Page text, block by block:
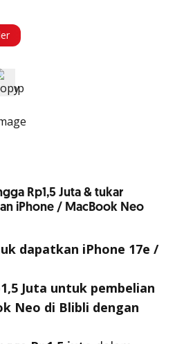
Rp1,5 Juta & tukar
iPhone / MacBook Neo
dapatkan iPhone 17e /
Juta untuk pembelian
Neo di Blibli dengan